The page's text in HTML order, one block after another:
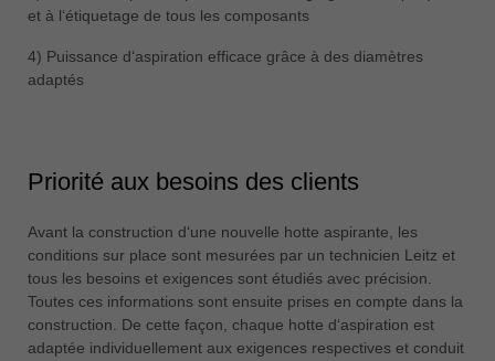
et à l‘étiquetage de tous les composants
4) Puissance d‘aspiration efficace grâce à des diamètres
adaptés
Priorité aux besoins des clients
Avant la construction d‘une nouvelle hotte aspirante, les
conditions sur place sont mesurées par un technicien Leitz et
tous les besoins et exigences sont étudiés avec précision.
Toutes ces informations sont ensuite prises en compte dans la
construction. De cette façon, chaque hotte d‘aspiration est
adaptée individuellement aux exigences respectives et conduit